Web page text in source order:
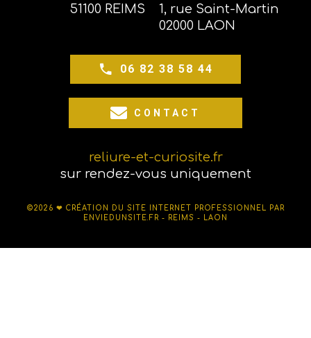
51100 REIMS
1, rue Saint-Martin
02000 LAON
06 82 38 58 44
CONTACT
reliure-et-curiosite.fr
sur rendez-vous uniquement
©2026 ❤ CRÉATION DU SITE INTERNET PROFESSIONNEL PAR
ENVIEDUNSITE.FR - REIMS - LAON